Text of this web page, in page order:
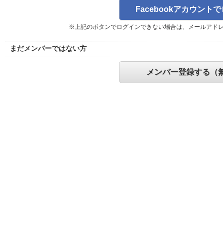
Facebookアカウントで
※上記のボタンでログインできない場合は、メールアド
まだメンバーではない方
メンバー登録する（